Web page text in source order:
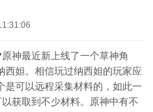
原神最近新上线了一个草神角
西妲。相信玩过纳西妲的玩家应
是可以远程采集材料的，如此一
获取到不少材料。原神中有不